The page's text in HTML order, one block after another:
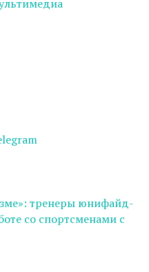
тренеры юнифайд-
со спортсменами с